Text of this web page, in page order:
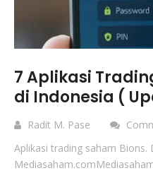
7 Aplikasi
di Indonesia (
Radit M. Pase
Aplikasi trading saham Bions.